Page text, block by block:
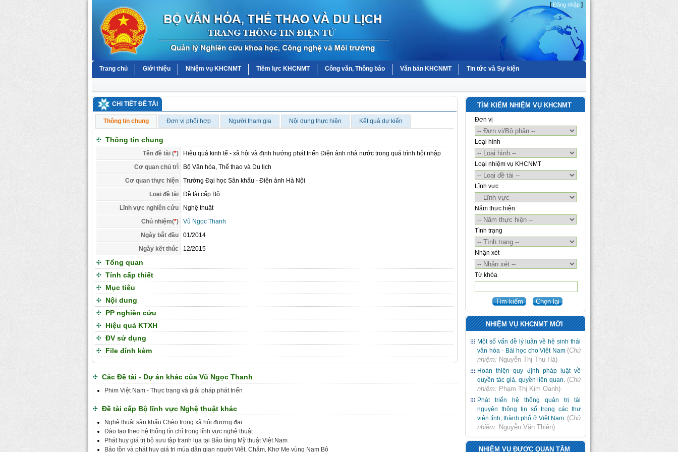
[Đăng nhập ]
Trang chủ Giới thiệu Nhiệm vụ KHCNMT Tiềm lực KHCNMT Công văn, Thông báo Văn bản KHCNMT Tin tức và Sự kiện
CHI TIẾT ĐỀ TÀI
Thông tin chung Đơn vị phối hợp Người tham gia Nội dung thực hiện Kết quả dự kiến
Thông tin chung
Tên đề tài (*)
Hiệu quả kinh tế - xã hội và định hướng phát triển Điện ảnh nhà nước trong quá trình hội nhập
Cơ quan chủ trì
Bộ Văn hóa, Thể thao và Du lịch
Cơ quan thực hiện
Trường Đại học Sân khấu - Điện ảnh Hà Nội
Loại đề tài
Đề tài cấp Bộ
Lĩnh vực nghiên cứu
Nghệ thuật
Chủ nhiệm(*)
Vũ Ngọc Thanh
Ngày bắt đầu
01/2014
Ngày kết thúc
12/2015
Tổng quan
Tính cấp thiết
Mục tiêu
Nội dung
PP nghiên cứu
Hiệu quả KTXH
ĐV sử dụng
File đính kèm
Các Đề tài - Dự án khác của Vũ Ngọc Thanh
Phim Việt Nam - Thực trạng và giải pháp phát triển
Đề tài cấp Bộ lĩnh vực Nghệ thuật khác
Nghệ thuật sân khấu Chèo trong xã hội đương đại
Đào tạo theo hệ thống tín chỉ trong lĩnh vực nghệ thuật
Phát huy giá trị bộ sưu tập tranh lụa tại Bảo tàng Mỹ thuật Việt Nam
Bảo tồn và phát huy giá trị múa dân gian người Việt, Chăm, Khơ Me vùng Nam Bộ
TÌM KIẾM NHIỆM VỤ KHCNMT
Đơn vị
Loại hình
Loại nhiệm vụ KHCNMT
Lĩnh vực
Năm thực hiện
Tình trạng
Nhận xét
Từ khóa
NHIỆM VỤ KHCNMT MỚI
Một số vấn đề lý luận về hệ sinh thái
văn hóa - Bài học cho Việt Nam (Chủ
nhiệm: Nguyễn Thị Thu Hà)
Hoàn thiện quy định pháp luật về
quyền tác giả, quyền liên quan. (Chủ
nhiệm: Phạm Thị Kim Oanh)
Phát triển hệ thống quản trị tài
nguyên thông tin số trong các thư
viện tỉnh, thành phố ở Việt Nam. (Chủ
nhiệm: Nguyễn Văn Thiên)
NHIỆM VỤ ĐƯỢC QUAN TÂM